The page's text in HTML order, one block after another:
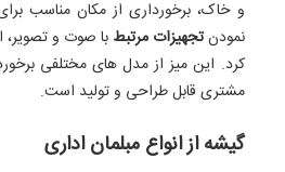
و خاک، برخورداری از مکان مناسب
نمودنتجهیزات مرتبط با صوت و
کرد. این میز از مدل‌ های مختلفی
مشتری قابل طراحی و تولید است.
گیشه از انواع مبلمان اداری